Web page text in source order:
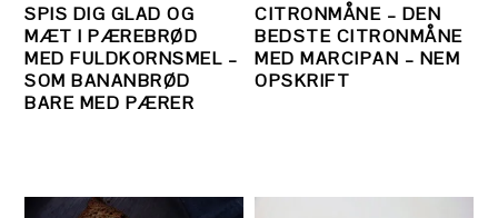
SPIS DIG GLAD OG
MÆT I PÆREBRØD
MED FULDKORNSMEL –
SOM BANANBRØD
BARE MED PÆRER
CITRONMÅNE – DEN
BEDSTE CITRONMÅNE
MED MARCIPAN – NEM
OPSKRIFT